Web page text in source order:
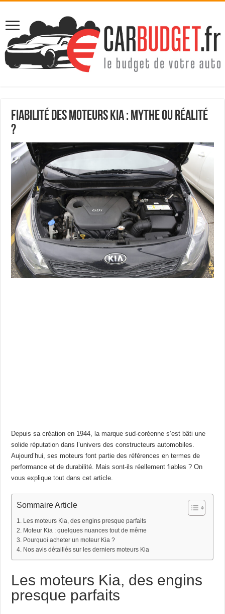
Fiabilité des moteurs Kia : mythe ou réalité
?
Depuis sa création en 1944, la marque sud-coréenne s’est bâti une
solide réputation dans l’univers des constructeurs automobiles.
Aujourd’hui, ses moteurs font partie des références en termes de
performance et de durabilité. Mais sont-ils réellement fiables ? On
vous explique tout dans cet article.
Sommaire Article
Les moteurs Kia, des engins presque parfaits
Moteur Kia : quelques nuances tout de même
Pourquoi acheter un moteur Kia ?
Nos avis détaillés sur les derniers moteurs Kia
Les moteurs Kia, des engins
presque parfaits